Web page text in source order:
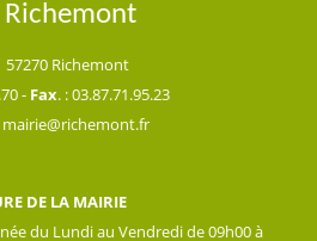
57270 Richemont
- Fax. : 03.87.71.95.23
mairie@richemont.fr
DE LA MAIRIE
du Lundi au Vendredi de 09h00 à